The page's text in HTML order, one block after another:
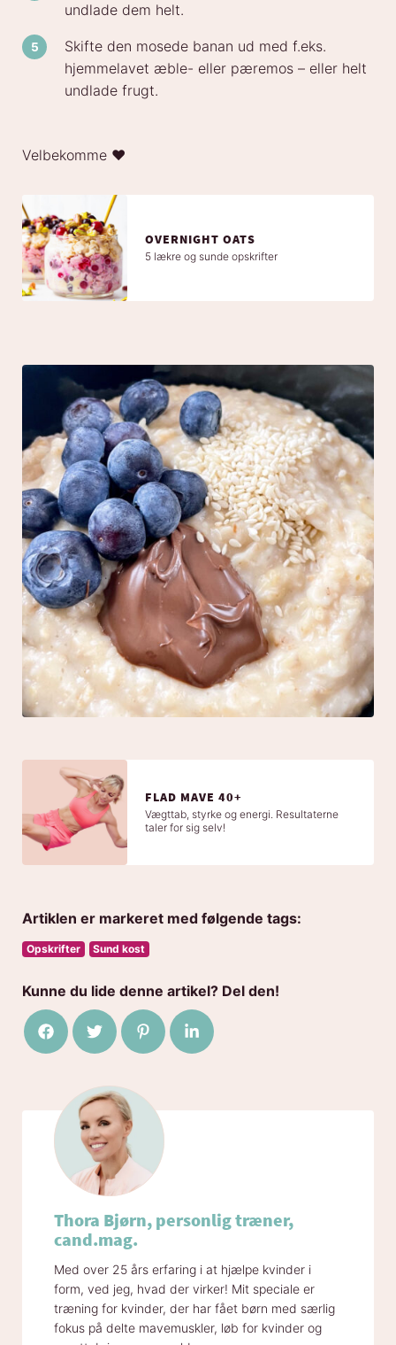
undlade dem helt.
Skifte den mosede banan ud med f.eks.
hjemmelavet æble- eller pæremos – eller helt
undlade frugt.
Velbekomme ❤️
OVERNIGHT OATS
5 lækre og sunde opskrifter
FLAD MAVE 40+
Vægttab, styrke og energi. Resultaterne
taler for sig selv!
Artiklen er markeret med følgende tags:
Opskrifter Sund kost
Kunne du lide denne artikel? Del den!
Del på Facebook
Del på TwitterDel på Pinterest
Del på LinkedIn
Thora Bjørn, personlig træner,
cand.mag.
Med over 25 års erfaring i at hjælpe kvinder i
form, ved jeg, hvad der virker! Mit speciale er
træning for kvinder, der har fået børn med særlig
fokus på delte mavemuskler, løb for kvinder og